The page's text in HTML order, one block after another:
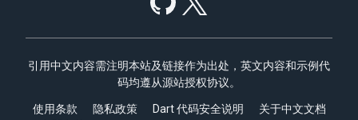
引用中文内容需注明本站及链接作为出处，英文内容和示例代
码均遵从源站授权协议。
使用条款 隐私政策 Dart 代码安全说明
关于中文文档